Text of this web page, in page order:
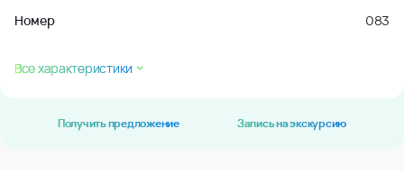
Номер 083
Все характеристики
Получить предложение Запись на экскурсию